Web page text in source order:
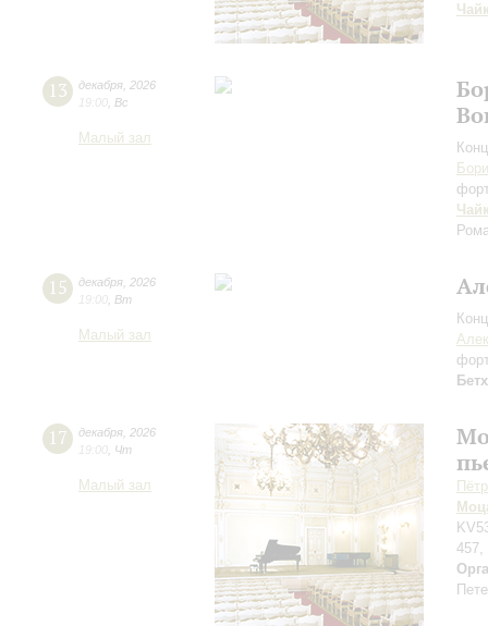
13 декабря 2026
19:00 Вс
Малый зал
15 декабря 2026
19:00 Вт
Малый зал
17 декабря 2026
19:00 Чт
Малый зал
457,